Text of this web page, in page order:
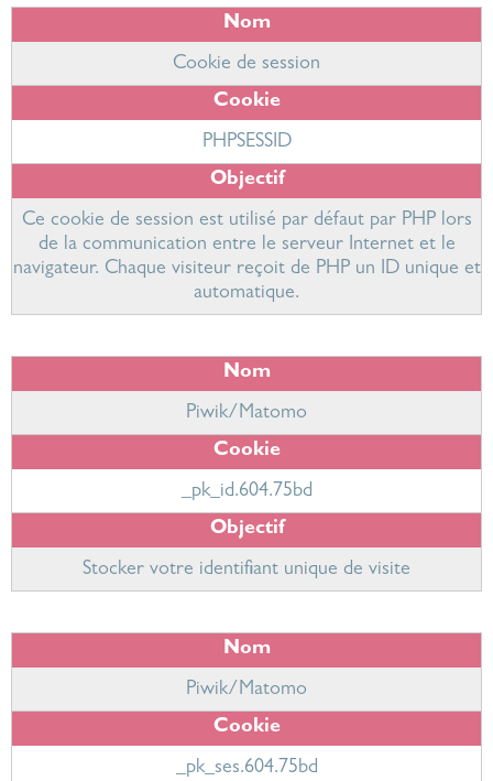
Cookie de session
PHPSESSID
Ce cookie de session est utilisé par défaut par PHP lors
de la communication entre le serveur Internet et le
navigateur. Chaque visiteur reçoit de PHP un ID unique et
automatique.
Piwik/Matomo
_pk_id.604.75bd
Stocker votre identifiant unique de visite
Piwik/Matomo
_pk_ses.604.75bd